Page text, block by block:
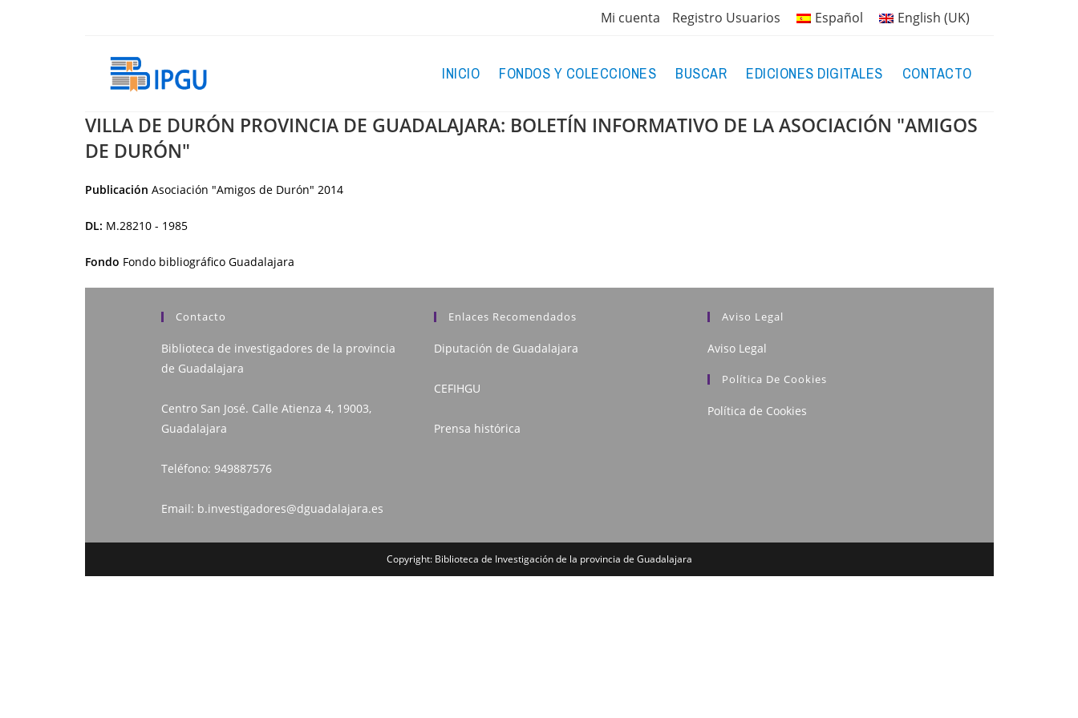
Mi cuenta Registro Usuarios Español English (UK)
INICIO FONDOS Y COLECCIONES BUSCAR EDICIONES DIGITALES CONTACTO
VILLA DE DURÓN PROVINCIA DE GUADALAJARA: BOLETÍN INFORMATIVO DE LA ASOCIACIÓN "AMIGOS
DE DURÓN"
Publicación Asociación "Amigos de Durón" 2014
DL: M.28210 - 1985
Fondo Fondo bibliográfico Guadalajara
Contacto
Biblioteca de investigadores de la provincia
de Guadalajara
Centro San José. Calle Atienza 4, 19003,
Guadalajara
Teléfono: 949887576
Email: b.investigadores@dguadalajara.es
Enlaces Recomendados
Diputación de Guadalajara
CEFIHGU
Prensa histórica
Aviso Legal
Aviso Legal
Política De Cookies
Política de Cookies
Copyright: Biblioteca de Investigación de la provincia de Guadalajara